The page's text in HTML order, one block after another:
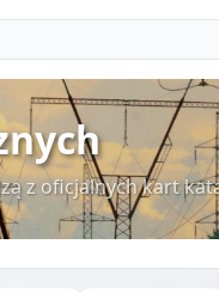
z oficjalnych kart